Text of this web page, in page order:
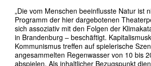
„Die vom Menschen beeinflusste Natur ist
Programm der hier dargebotenen
sich assoziativ mit den Folgen der
in Brandenburg – beschäftigt.
Kommunismus treffen auf spielerische
angesammelten Regenwasser von 10 bis
abspielen. Als inhaltlicher Bezugspunkt